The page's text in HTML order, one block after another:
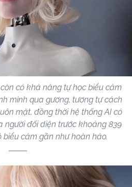
có khả năng tự học biểu cảm
mình qua gương, tương tự cách
mặt, đồng thời hệ thống AI có
người đối diện trước khoảng 839
cảm gần như hoàn hảo.